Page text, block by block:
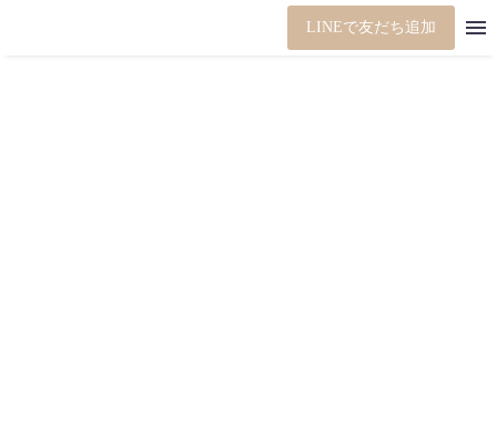
LINEで友だち追加